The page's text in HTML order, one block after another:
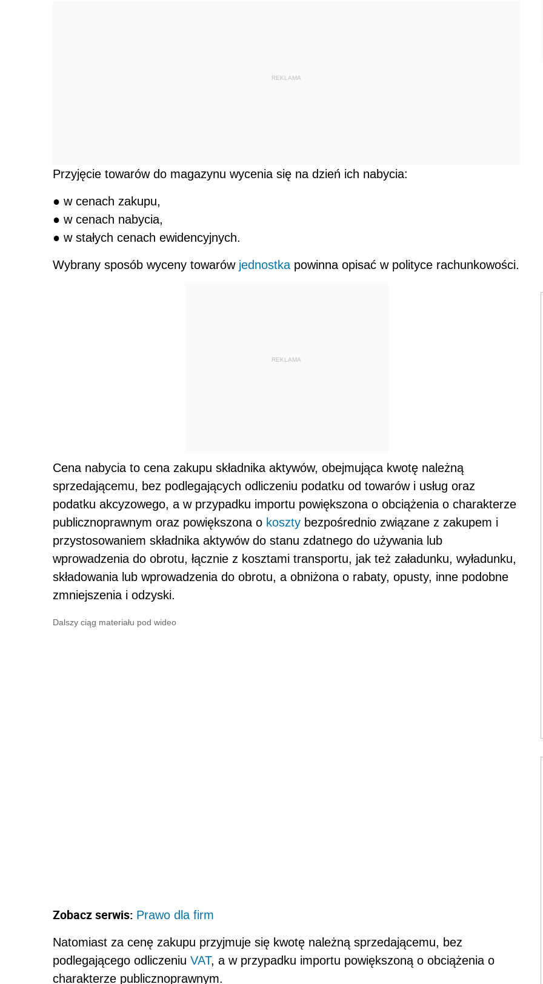
REKLAMA
Przyjęcie towarów do magazynu wycenia się na dzień ich nabycia:
● w cenach zakupu,
● w cenach nabycia,
● w stałych cenach ewidencyjnych.
Wybrany sposób wyceny towarów jednostka powinna opisać w polityce rachunkowości.
REKLAMA
Cena nabycia to cena zakupu składnika aktywów, obejmująca kwotę należną
sprzedającemu, bez podlegających odliczeniu podatku od towarów i usług oraz
podatku akcyzowego, a w przypadku importu powiększona o obciążenia o charakterze
publicznoprawnym oraz powiększona o koszty bezpośrednio związane z zakupem i
przystosowaniem składnika aktywów do stanu zdatnego do używania lub
wprowadzenia do obrotu, łącznie z kosztami transportu, jak też załadunku, wyładunku,
składowania lub wprowadzenia do obrotu, a obniżona o rabaty, opusty, inne podobne
zmniejszenia i odzyski.
Dalszy ciąg materiału pod wideo
Zobacz serwis: Prawo dla firm
Natomiast za cenę zakupu przyjmuje się kwotę należną sprzedającemu, bez
podlegającego odliczeniu VAT, a w przypadku importu powiększoną o obciążenia o
charakterze publicznoprawnym.